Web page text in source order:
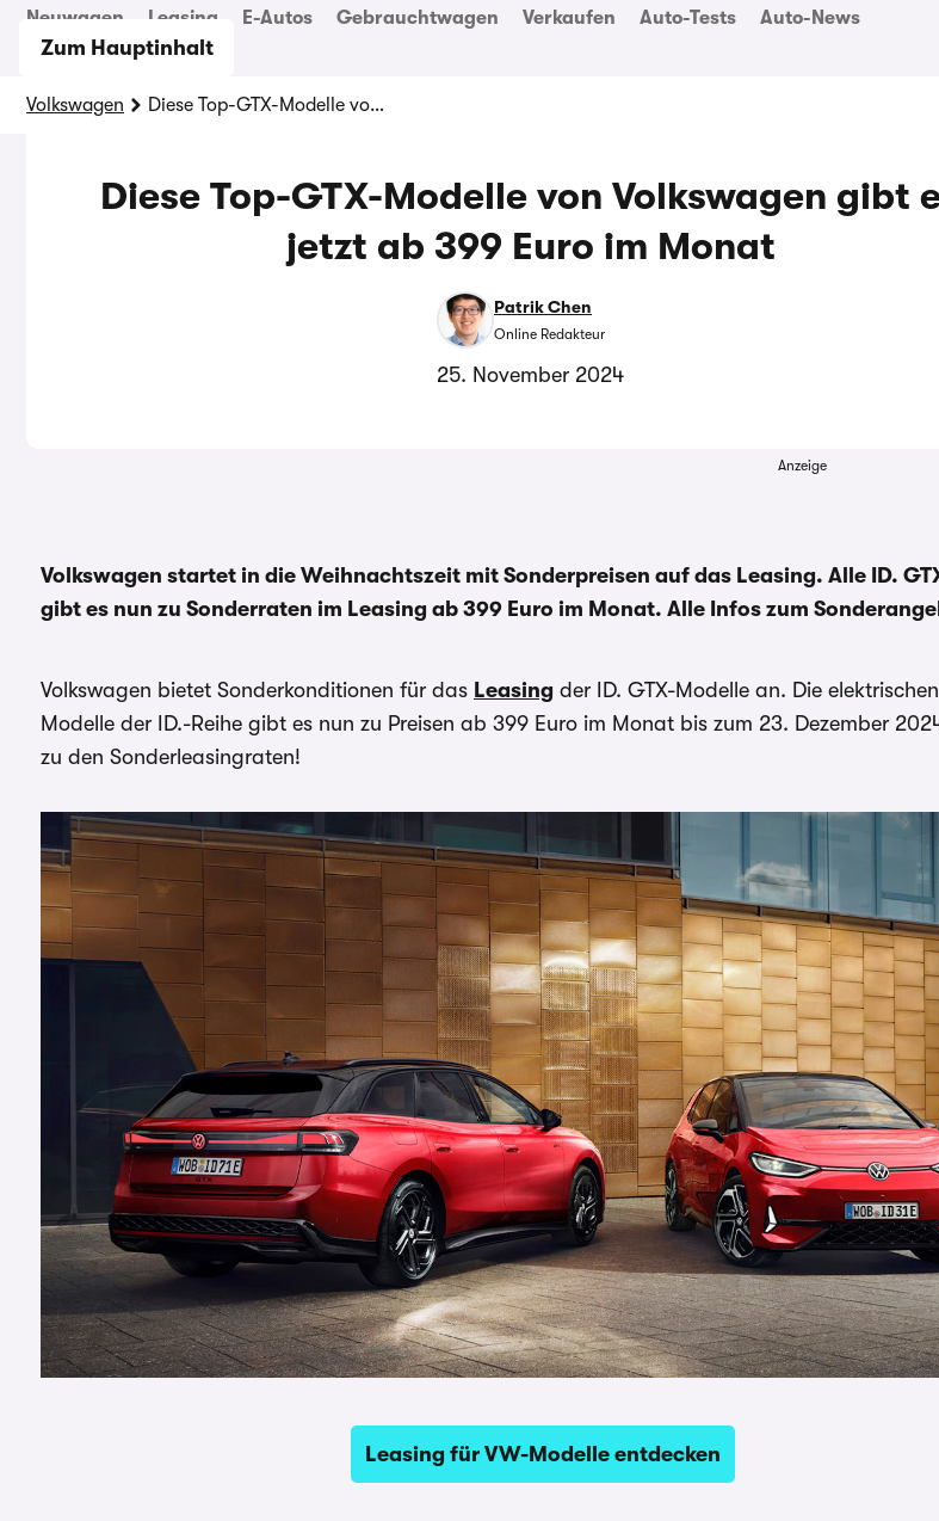
Zum Hauptinhalt
Neuwagen Leasing E-Autos Gebrauchtwagen Verkaufen Auto-Tests Auto-News
Volkswagen Diese Top-GTX-Modelle von Volkswagen gibt es jetzt ab 399 Euro im Monat
Diese Top-GTX-Modelle von Volkswagen gibt
jetzt ab 399 Euro im Monat
Patrik Chen
Online Redakteur
25. November 2024
Anzeige
Volkswagen startet in die Weihnachtszeit mit Sonderpreisen auf das Leasing. Alle ID.
gibt es nun zu Sonderraten im Leasing ab 399 Euro im Monat. Alle Infos zum
Volkswagen bietet Sonderkonditionen für das Leasing der ID. GTX-Modelle an. Die
Modelle der ID.-Reihe gibt es nun zu Preisen ab 399 Euro im Monat bis zum 23. Dezember
zu den Sonderleasingraten!
Leasing für VW-Modelle entdecken